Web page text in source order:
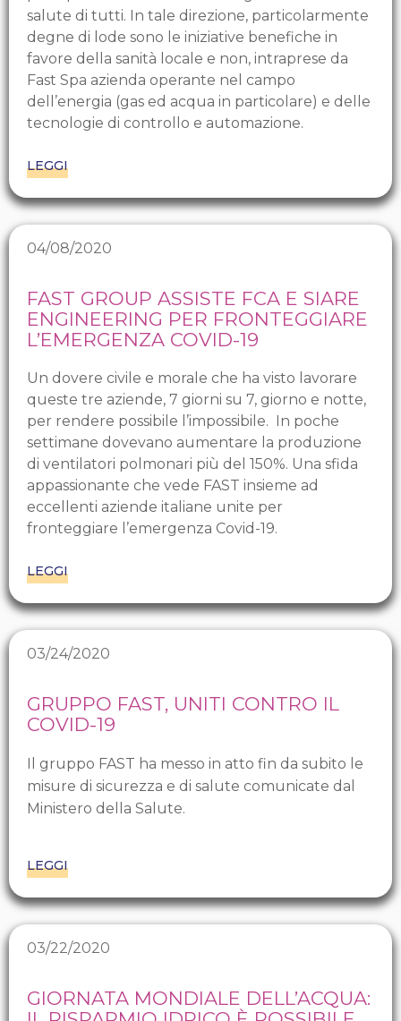
salute di tutti. In tale direzione, particolarmente
degne di lode sono le iniziative benefiche in
favore della sanità locale e non, intraprese da
Fast Spa azienda operante nel campo
dell’energia (gas ed acqua in particolare) e delle
tecnologie di controllo e automazione.
LEGGI
04/08/2020
FAST GROUP ASSISTE FCA E SIARE
ENGINEERING PER FRONTEGGIARE
L’EMERGENZA COVID-19
Un dovere civile e morale che ha visto lavorare
queste tre aziende, 7 giorni su 7, giorno e notte,
per rendere possibile l’impossibile. In poche
settimane dovevano aumentare la produzione
di ventilatori polmonari più del 150%. Una sfida
appassionante che vede FAST insieme ad
eccellenti aziende italiane unite per
fronteggiare l’emergenza Covid-19.
LEGGI
03/24/2020
GRUPPO FAST, UNITI CONTRO IL
COVID-19
Il gruppo FAST ha messo in atto fin da subito le
misure di sicurezza e di salute comunicate dal
Ministero della Salute.
LEGGI
03/22/2020
GIORNATA MONDIALE DELL’ACQUA: